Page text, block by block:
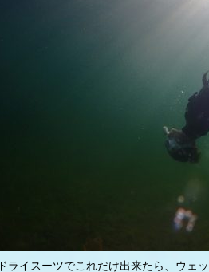
ドライスーツでこれだけ出来たら、ウェ